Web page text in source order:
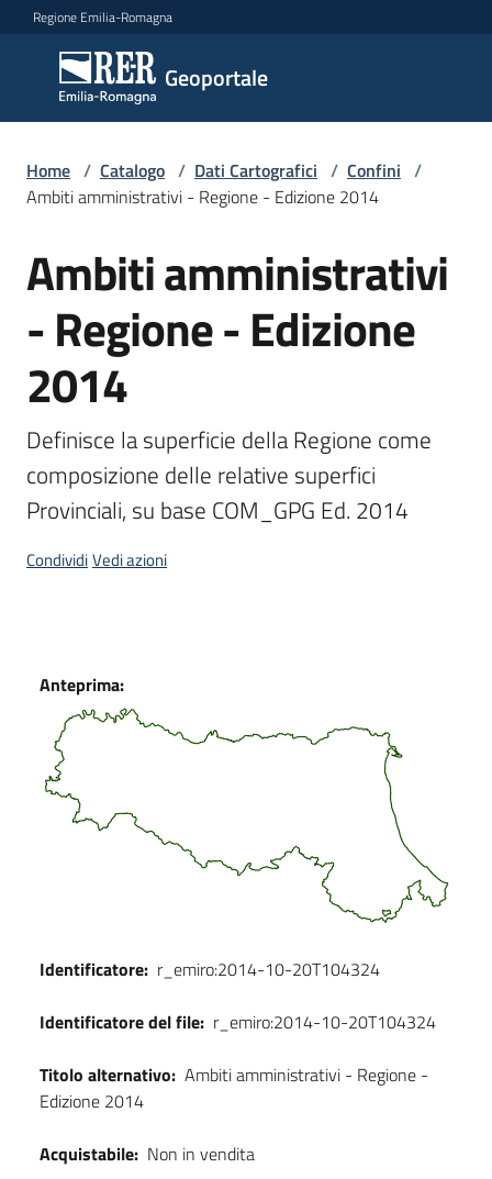
Vai al contenuto
Vai alla navigazione
Vai al footer
Regione Emilia-Romagna
Geoportale
Geoportale
Catalogo
dati,
metadati
Visualizza
dati
line
i
Archivio
cartografico
Home / Catalogo / Dati Cartografici / Confini /
Ambiti amministrativi - Regione - Edizione 2014
Salta al contenuto
Ambiti amministrativi
- Regione - Edizione
2014
Definisce la superficie della Regione come
composizione delle relative superfici
Provinciali, su base COM_GPG Ed. 2014
CondividiVedi azioni
Dati
Anteprima:
Identificatore: r_emiro:2014-10-20T104324
Identificatore del file: r_emiro:2014-10-20T104324
Titolo alternativo: Ambiti amministrativi - Regione -
Edizione 2014
Acquistabile: Non in vendita